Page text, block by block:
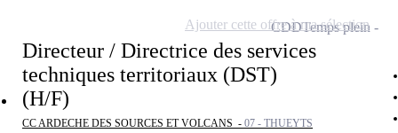
Directeur / Directrice des services
techniques territoriaux (DST)
(H/F)
CC ARDECHE DES SOURCES ET VOLCANS - 07 - THUEYTS
CDDTemps plein
Ajouter cette offre à ma sélection